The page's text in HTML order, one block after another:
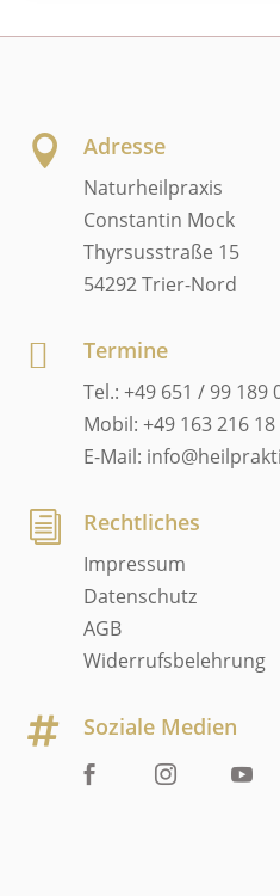
 Adresse
Naturheilpraxis
Constantin Mock
Thyrsusstraße 15
54292 Trier-Nord
 Termine
Tel.: +49 651 / 99 189
Mobil: +49 163 216 18
E-Mail:
i Rechtliches
Impressum
Datenschutz
AGB
Widerrufsbelehrung
 Soziale Medien